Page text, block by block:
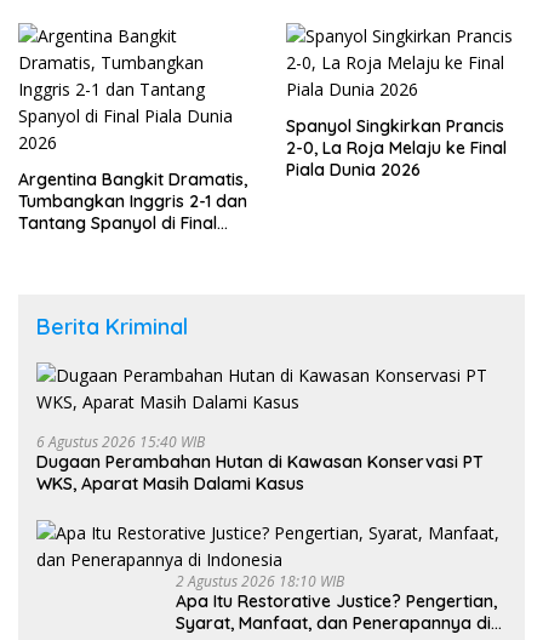
Argentina Bangkit Dramatis,
Tumbangkan Inggris 2-1 dan
Tantang Spanyol di Final
Spanyol Singkirkan Prancis
2-0, La Roja Melaju ke Final
Piala Dunia 2026
Berita Kriminal
6 Agustus 2026 15:40 WIB
Dugaan Perambahan Hutan di Kawasan Konservasi PT
WKS, Aparat Masih Dalami Kasus
2 Agustus 2026 18:10 WIB
Apa Itu Restorative Justice? Pengertian,
Syarat, Manfaat, dan Penerapannya di